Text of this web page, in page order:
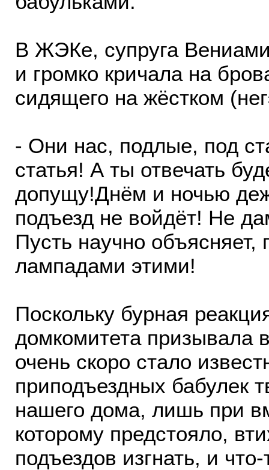
В ЖЭКе, супруга
и громко кричала на
сидящего на жёстком
- Они нас, подлые, под
статья! А ты отвечать
допущу!Днём и ночью
подъезд не войдёт! Не
Пусть научно
лампадами этими!
Поскольку бурная
домкомитета призывала
очень скоро стало
приподъездных бабулек
нашего дома, лишь при
которoму предстояло,
подъездов изгнать, и